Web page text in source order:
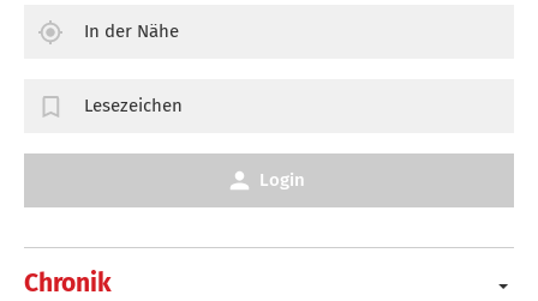
Chronik
In der Nähe
Lesezeichen
Login